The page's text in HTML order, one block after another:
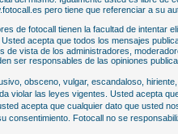
pero tiene que referenciar a su
de fotocall tienen la facultad de intentar
acepta que todos los mensajes
de vista de los administradores,
ser responsables de las opiniones
obsceno, vulgar, escandaloso,
violar las leyes vigentes. Usted acepta
acepta que cualquier dato que usted
Fotocall no se